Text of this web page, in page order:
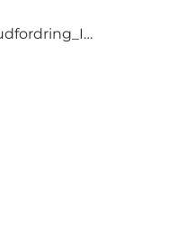
MOSAIK_kerneudfordring_Implement.pdf